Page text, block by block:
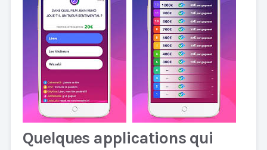
Quelques applications qui